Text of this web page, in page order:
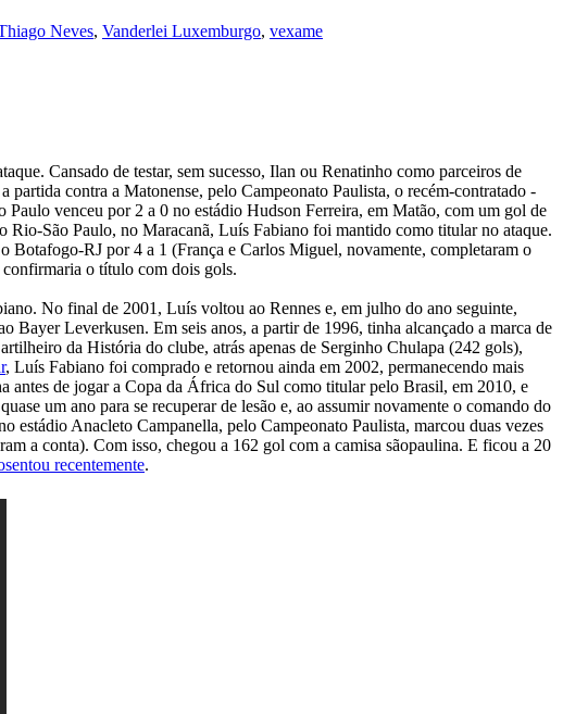
Neves, Vanderlei Luxemburgo, vexame
Cansado de testar, sem sucesso, Ilan ou Renatinho como parceiros de
contra a Matonense, pelo Campeonato Paulista, o recém-contratado -
venceu por 2 a 0 no estádio Hudson Ferreira, em Matão, com um gol de
São Paulo, no Maracanã, Luís Fabiano foi mantido como titular no ataque.
Botafogo-RJ por 4 a 1 (França e Carlos Miguel, novamente, completaram o
o título com dois gols.
No final de 2001, Luís voltou ao Rennes e, em julho do ano seguinte,
Bayer Leverkusen. Em seis anos, a partir de 1996, tinha alcançado a marca de
da História do clube, atrás apenas de Serginho Chulapa (242 gols),
, Luís Fabiano foi comprado e retornou ainda em 2002, permanecendo mais
antes de jogar a Copa da África do Sul como titular pelo Brasil, em 2010, e
um ano para se recuperar de lesão e, ao assumir novamente o comando do
estádio Anacleto Campanella, pelo Campeonato Paulista, marcou duas vezes
a conta). Com isso, chegou a 162 gol com a camisa sãopaulina. E ficou a 20
recentemente.